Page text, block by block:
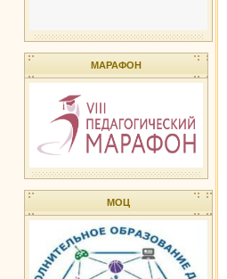
МАРАФОН
МОЦ